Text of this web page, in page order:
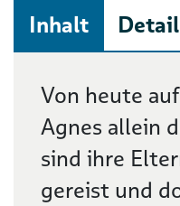
Inhalt
Von heute
Agnes allein
sind ihre
gereist und